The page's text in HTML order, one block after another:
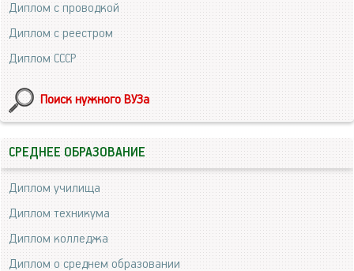
Диплом с проводкой
Диплом с реестром
Диплом СССР
Поиск нужного ВУЗа
СРЕДНЕЕ ОБРАЗОВАНИЕ
Диплом училища
Диплом техникума
Диплом колледжа
Диплом о среднем образовании